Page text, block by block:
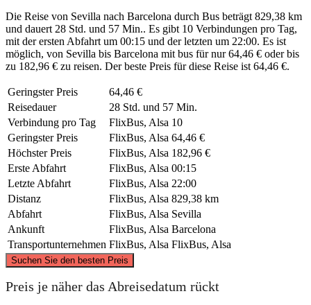
Die Reise von Sevilla nach Barcelona durch Bus beträgt 829,38 km
und dauert 28 Std. und 57 Min.. Es gibt 10 Verbindungen pro Tag,
mit der ersten Abfahrt um 00:15 und der letzten um 22:00. Es ist
möglich, von Sevilla bis Barcelona mit bus für nur 64,46 € oder bis
zu 182,96 € zu reisen. Der beste Preis für diese Reise ist 64,46 €.
Geringster Preis
64,46 €
Reisedauer
28 Std. und 57 Min.
Verbindung pro Tag
FlixBus, Alsa 10
Geringster Preis
FlixBus, Alsa 64,46 €
Höchster Preis
FlixBus, Alsa 182,96 €
Erste Abfahrt
FlixBus, Alsa 00:15
Letzte Abfahrt
FlixBus, Alsa 22:00
Distanz
FlixBus, Alsa 829,38 km
Abfahrt
FlixBus, Alsa Sevilla
Ankunft
FlixBus, Alsa Barcelona
Transportunternehmen FlixBus, Alsa FlixBus, Alsa
Suchen Sie den besten Preis
©CARTO, ©OpenStreetMap
Preis je näher das Abreisedatum rückt